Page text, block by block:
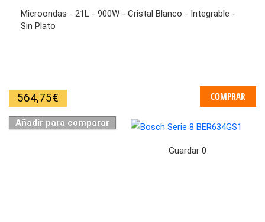
Microondas - 21L - 900W - Cristal Blanco - Integrable -
Sin Plato
564,75€ COMPRAR
Añadir para comparar
Guardar 0